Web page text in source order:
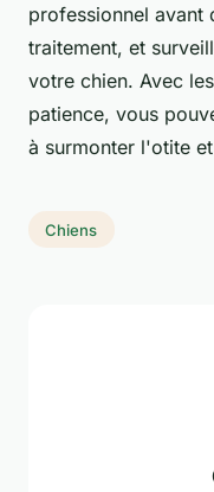
professionnel avant
traitement, et
votre chien. Avec
patience, vous
à surmonter l'otite
Chiens